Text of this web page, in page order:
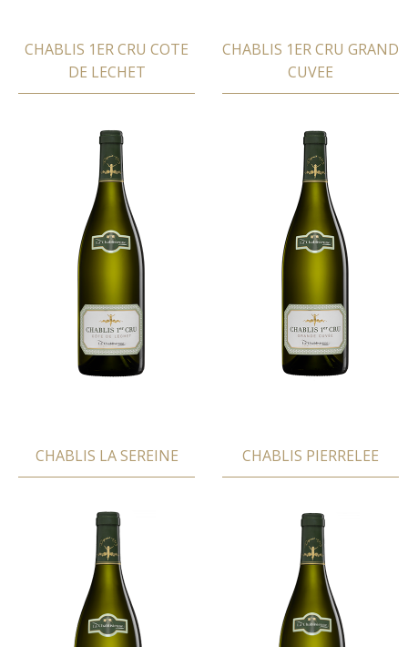
CHABLIS 1ER CRU COTE
DE LECHET
CHABLIS 1ER CRU GRAND
CUVEE
CHABLIS LA SEREINE CHABLIS PIERRELEE